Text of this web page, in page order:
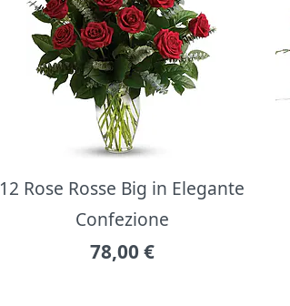
12 Rose Rosse Big in Elegante
Confezione
78,00 €